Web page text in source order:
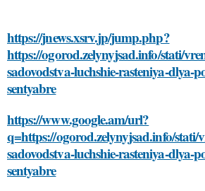
https://jnews.xsrv.jp/jump.php?
https://ogorod.zelynyjsad.info/stati/
sadovodstva-luchshie-rasteniya-dlya-
sentyabre
https://www.google.am/url?
q=https://ogorod.zelynyjsad.info/stati/
sadovodstva-luchshie-rasteniya-dlya-
sentyabre